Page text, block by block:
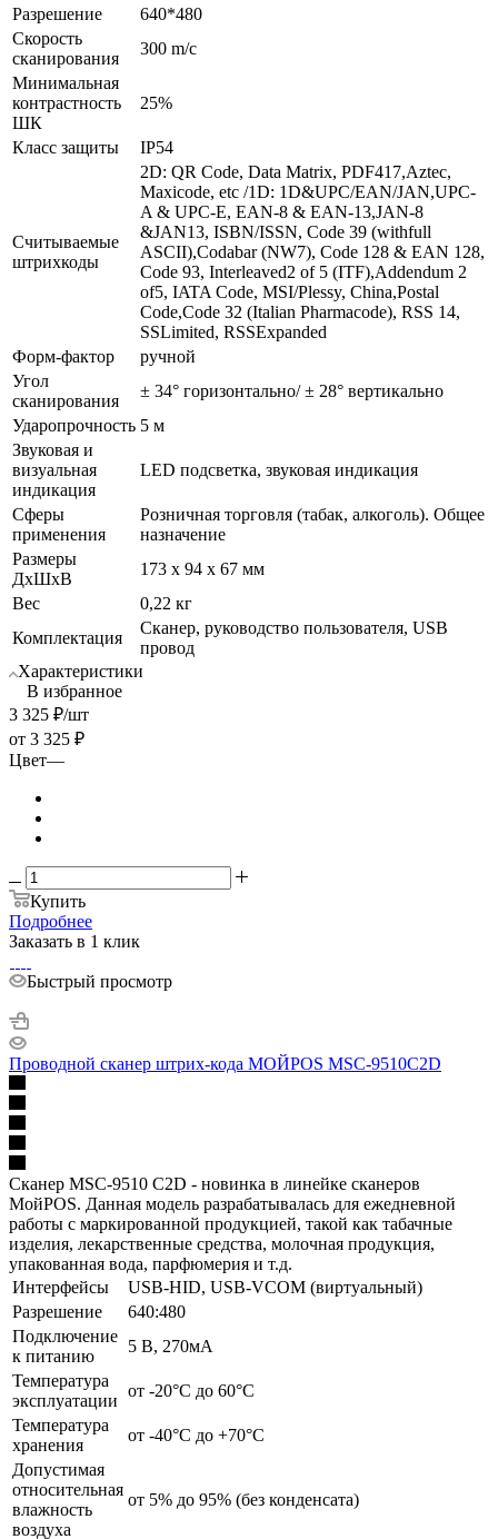
Разрешение
640*480
Скорость
сканирования
300 m/с
Минимальная
контрастность
ШК
25%
Класс защиты IP54
Считываемые
штрихкоды
2D: QR Code, Data Matrix, PDF417,Aztec,
Maxicode, etc /1D: 1D&UPC/EAN/JAN,UPC-
A & UPC-E, EAN-8 & EAN-13,JAN-8
&JAN13, ISBN/ISSN, Code 39 (withfull
ASCII),Codabar (NW7), Code 128 & EAN 128,
Code 93, Interleaved2 of 5 (ITF),Addendum 2
of5, IATA Code, MSI/Plessy, China,Postal
Code,Code 32 (Italian Pharmacode), RSS 14,
SSLimited, RSSExpanded
Форм-фактор
ручной
Угол
сканирования
± 34° горизонтально/ ± 28° вертикально
Ударопрочность 5 м
Звуковая и
визуальная
индикация
LED подсветка, звуковая индикация
Сферы
применения
Розничная торговля (табак, алкоголь). Общее
назначение
Размеры
ДхШхВ
173 x 94 x 67 мм
Вес
0,22 кг
Комплектация
Сканер, руководство пользователя, USB
провод
Характеристики
В избранное
3 325 ₽/шт
от 3 325 ₽
Цвет—
Купить
Подробнее
Заказать в 1 клик
Быстрый просмотр
Проводной сканер штрих-кода МОЙPOS MSC-9510C2D
Сканер MSC-9510 C2D - новинка в линейке сканеров
МойPOS. Данная модель разрабатывалась для ежедневной
работы с маркированной продукцией, такой как табачные
изделия, лекарственные средства, молочная продукция,
упакованная вода, парфюмерия и т.д.
Интерфейсы
USB-HID, USB-VCOM (виртуальный)
Разрешение
640:480
Подключение
к питанию
5 В, 270мА
Температура
эксплуатации
от -20°C до 60°C
Температура
хранения
от -40°C до +70°C
Допустимая
относительная
влажность
воздуха
от 5% до 95% (без конденсата)